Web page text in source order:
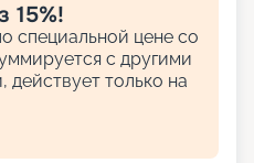
15%!
специальной цене со
с другими
действует только на